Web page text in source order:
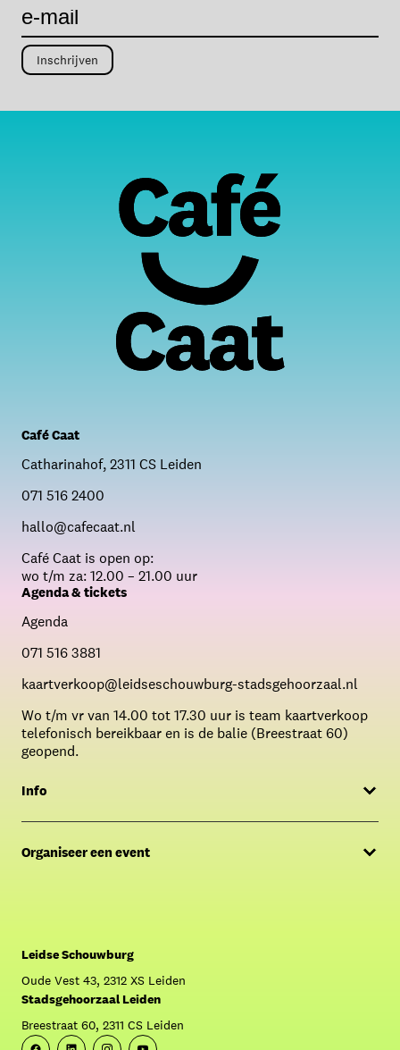
Café Caat
Catharinahof, 2311 CS Leiden
071 516 2400
hallo@cafecaat.nl
Café Caat is open op:
wo t/m za: 12.00 – 21.00 uur
Agenda & tickets
Agenda
071 516 3881
kaartverkoop@leidseschouwburg-stadsgehoorzaal.nl
Wo t/m vr van 14.00 tot 17.30 uur is team kaartverkoop
telefonisch bereikbaar en is de balie (Breestraat 60)
geopend.
Info
FAQ
Organiseer een event
Leidse Schouwburg
Oude Vest 43, 2312 XS Leiden
Stadsgehoorzaal Leiden
Breestraat 60, 2311 CS Leiden